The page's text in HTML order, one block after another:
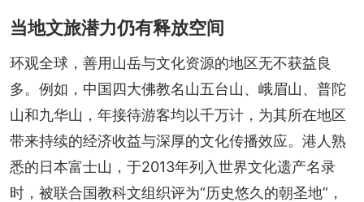
当地文旅潜力仍有释放空间
环观全球，善用山岳与文化资源的地区无不获益良
多。例如，中国四大佛教名山五台山、峨眉山、普陀
山和九华山，年接待游客均以千万计，为其所在地区
带来持续的经济收益与深厚的文化传播效应。港人熟
悉的日本富士山，于2013年列入世界文化遗产名录
时，被联合国教科文组织评为“历史悠久的朝圣地”，